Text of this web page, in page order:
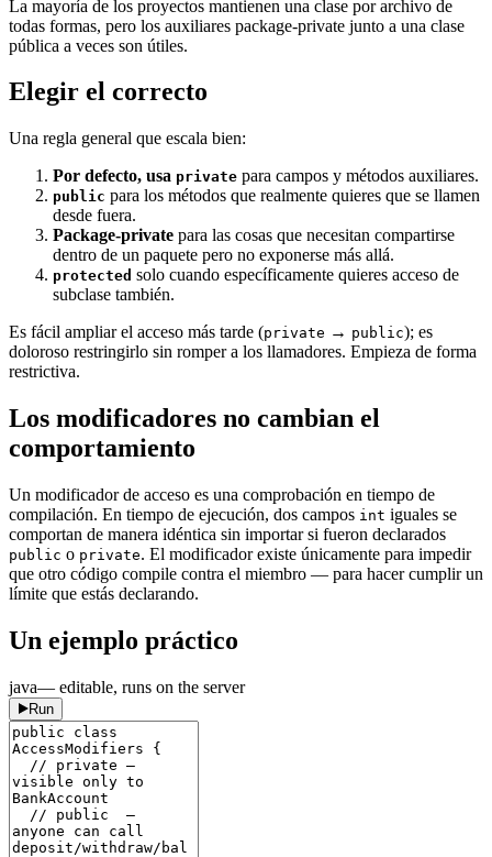
La mayoría de los proyectos mantienen una clase por archivo de
todas formas, pero los auxiliares package-private junto a una clase
pública a veces son útiles.
Elegir el correcto
Una regla general que escala bien:
Por defecto, usa private para campos y métodos auxiliares.
public para los métodos que realmente quieres que se llamen
desde fuera.
Package-private para las cosas que necesitan compartirse
dentro de un paquete pero no exponerse más allá.
protected solo cuando específicamente quieres acceso de
subclase también.
Es fácil ampliar el acceso más tarde (private → public); es
doloroso restringirlo sin romper a los llamadores. Empieza de forma
restrictiva.
Los modificadores no cambian el
comportamiento
Un modificador de acceso es una comprobación en tiempo de
compilación. En tiempo de ejecución, dos campos int iguales se
comportan de manera idéntica sin importar si fueron declarados
public o private. El modificador existe únicamente para impedir
que otro código compile contra el miembro — para hacer cumplir un
límite que estás declarando.
Un ejemplo práctico
java— editable, runs on the server
Run